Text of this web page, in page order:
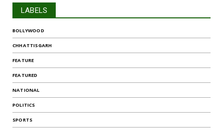
LABELS
BOLLYWOOD
CHHATTISGARH
FEATURE
FEATURED
NATIONAL
POLITICS
SPORTS